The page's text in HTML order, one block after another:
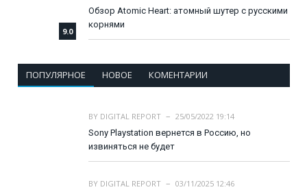
9.0
Обзор Atomic Heart: атомный шутер с русскими
корнями
ПОПУЛЯРНОЕ НОВОЕ КОМЕНТАРИИ
BY DIGITAL REPORT
25/05/2022 19:14
Sony Playstation вернется в Россию, но
извиняться не будет
BY DIGITAL REPORT
03/11/2025 12:46